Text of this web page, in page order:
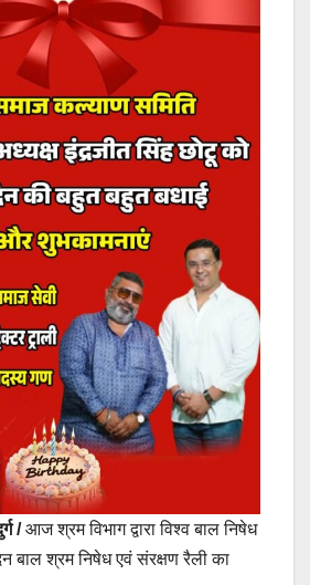
/आज श्रम विभाग द्वारा विश्व बाल निषेध
बाल श्रम निषेध एवं संरक्षण रैली का